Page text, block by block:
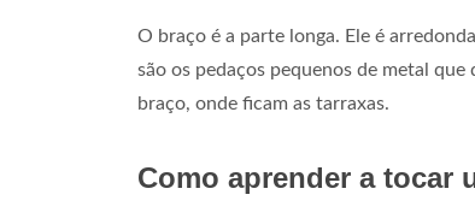
O braço é a parte longa. Ele é
são os pedaços pequenos de metal
braço, onde ficam as tarraxas.
Como aprender a tocar